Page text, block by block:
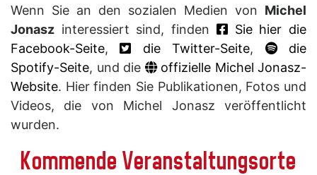
Wenn Sie an den sozialen Medien von Michel
Jonasz interessiert sind, finden
Sie hier die
Facebook-Seite, die Twitter-Seite,
die
Spotify-Seite, und die
offizielle Michel Jonasz-
Website. Hier finden Sie Publikationen, Fotos und
Videos, die von Michel Jonasz veröffentlicht
wurden.
Kommende Veranstaltungsorte